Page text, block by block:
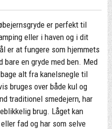
er perfekt til
eller i haven og i dit
er at fungere som hjemmets
bare en gryde med ben. Med
alt fra kanelsnegle til
bruges over både kul og
traditionel smedejern, har
brug. Låget kan
fad og har som selve